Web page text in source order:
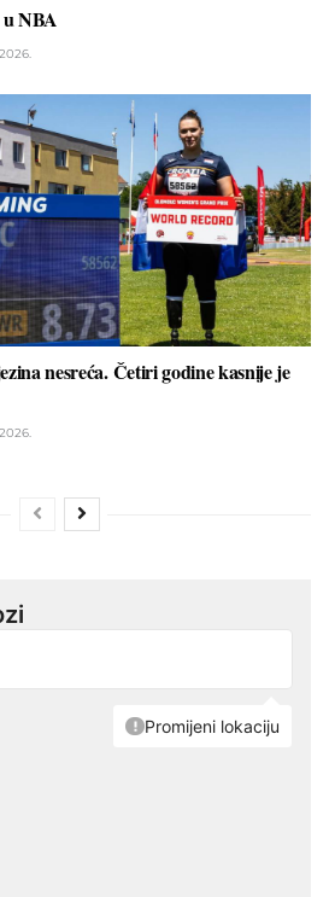
NBA
nesreća. Četiri godine kasnije je